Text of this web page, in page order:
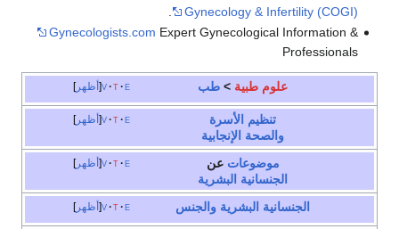
Gynecology & Infertility (COGI)
Gynecologists.com Expert Gynecological Information &
Professionals
أظهر v t e علوم طبية > طب
أظهر v t e
تنظيم الأسرة
والصحة الإنجابية
أظهر v t e موضوعات عن
الجنسانية البشرية
أظهر v t e الجنسانية البشرية والجنس